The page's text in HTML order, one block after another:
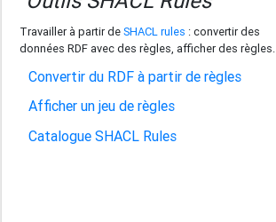
Travailler à partir deSHACL rules : convertir des
données RDF avec des règles, afficher des règles.
Convertir du RDF à partir de règles
Afficher un jeu de règles
Catalogue SHACL Rules